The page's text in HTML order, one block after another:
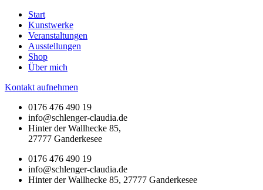
Start
Kunstwerke
Veranstaltungen
Ausstellungen
Shop
Über mich
Kontakt aufnehmen
0176 476 490 19
info@schlenger-claudia.de
Hinter der Wallhecke 85,
27777 Ganderkesee
0176 476 490 19
info@schlenger-claudia.de
Hinter der Wallhecke 85, 27777 Ganderkesee